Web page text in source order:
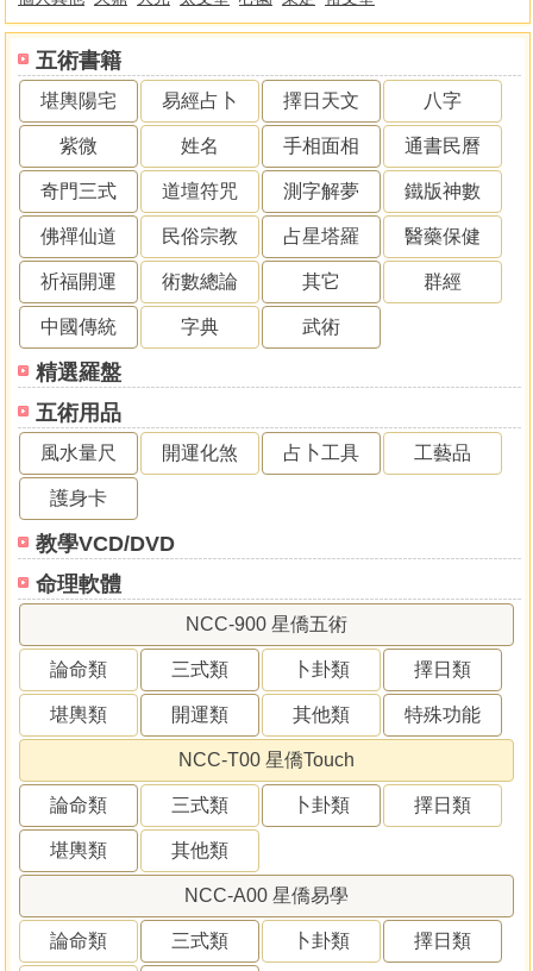
五術書籍
堪輿陽宅 易經占卜 擇日天文 八字
紫微 姓名 手相面相 通書民曆
奇門三式 道壇符咒 測字解夢 鐵版神數
佛禪仙道 民俗宗教 占星塔羅 醫藥保健
祈福開運 術數總論 其它 群經
中國傳統 字典 武術
精選羅盤
五術用品
風水量尺 開運化煞 占卜工具 工藝品
護身卡
教學VCD/DVD
命理軟體
NCC-900 星僑五術
論命類 三式類 卜卦類 擇日類
堪輿類 開運類 其他類 特殊功能
NCC-T00 星僑Touch
論命類 三式類 卜卦類 擇日類
堪輿類 其他類
NCC-A00 星僑易學
論命類 三式類 卜卦類 擇日類